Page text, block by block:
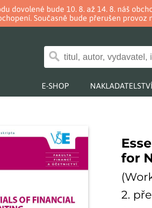
dovolené bude 10. 8. až 14. 8. náš
Současně bude přerušen
E-SHOP NAKLADATELSTVÍ
for
2.